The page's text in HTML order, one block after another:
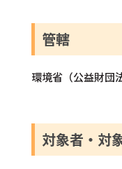
管轄
環境省（公益財団
対象者・対